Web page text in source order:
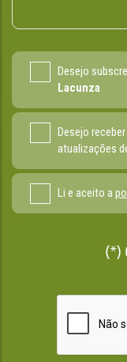
Desejo
Lacunza
Desejo
atualizações
Li e aceito a
(*)